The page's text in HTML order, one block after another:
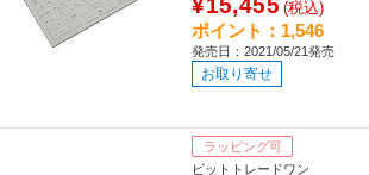
¥15,455 (税込)
ポイント：1,546
発売日：2021/05/21発売
お取り寄せ
ラッピング可
ビットトレードワン